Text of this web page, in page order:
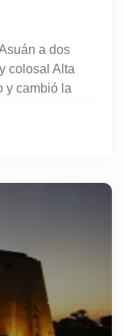
a dos
colosal Alta
y cambió la
las aguas y
la historia y
ahora!